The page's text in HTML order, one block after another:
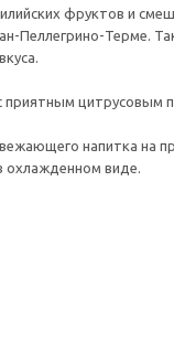
фруктов и
Пеллегрино-Терме.
приятным цитрусовым
напитка на
охлажденном виде.